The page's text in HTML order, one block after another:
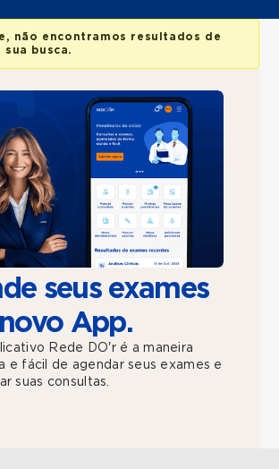
não encontramos resultados de
busca.
seus exames
App.
Rede DO'r é a maneira
e fácil de agendar seus exames e
suas consultas.